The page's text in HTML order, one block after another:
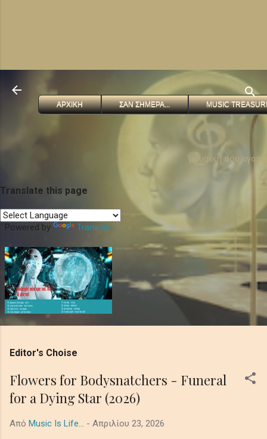
ΑΡΧΙΚΗ ΣΑΝ ΣΗΜΕΡΑ... MUSIC
. . . μουσικη που
Translate this page
Powered by Translate
Editor's Choise
Flowers for Bodysnatchers - Funeral
for a Dying Star (2026)
Από Music Is Life... - Απριλίου 23, 2026